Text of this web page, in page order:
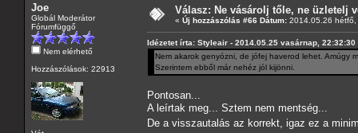
Joe
Globál Moderátor
Fórumfüggő
Nem elérhető
Hozzászólások: 22913
Válasz: Ne vásárolj tőle, ne üzletelj
« Új hozzászólás #66 Dátum: 2014.05.26
Idézetet írta: Styleair - 2014.05.25 vasárnap, 22:32:30
Nem akarok genyózni, de jófej haverod lehet. Amúgy
Szerintem ebből már nehéz jól kijönni.
Pontosan...
A leírtak meg... Sztem nem mentség...
De a visszautalás az korrekt, igaz ez a